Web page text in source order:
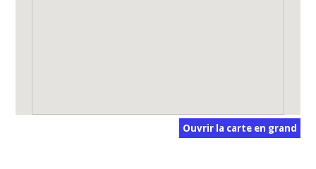
Ouvrir la carte en grand